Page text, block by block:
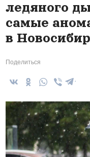
ледяного
самые
в
Поделиться